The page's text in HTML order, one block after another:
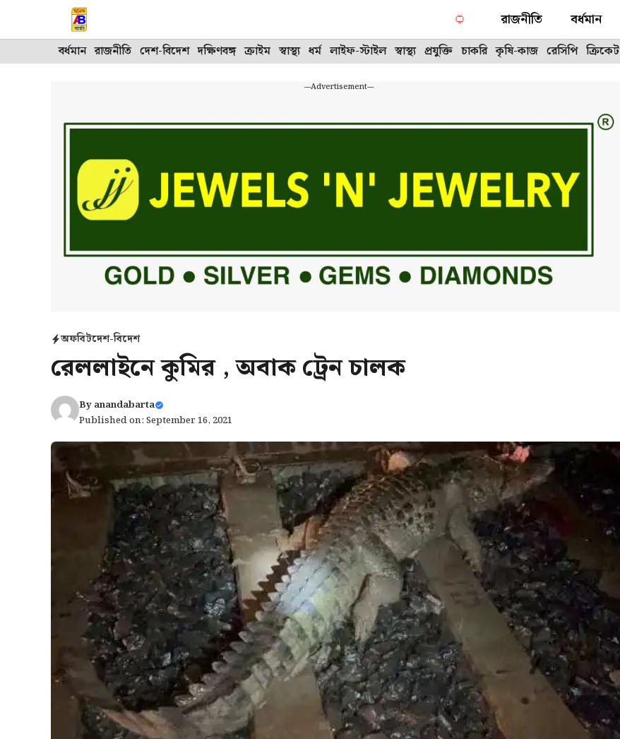
রাজনীতি বর্ধমান
বর্ধমান রাজনীতি দেশ-বিদেশ দক্ষিণবঙ্গ ক্রাইম স্বাস্থ্য ধর্ম লাইফ-স্টাইল স্বাস্থ্য প্রযুক্তি চাকরি কৃষি-কাজ রেসিপি ক্রিকেট
---Advertisement---
অফবিটদেশ-বিদেশ
রেললাইনে কুমির , অবাক ট্রেন চালক
Byanandabarta
Published on: September 16, 2021